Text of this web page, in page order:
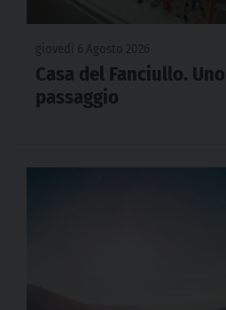
Casa del Fanciullo.
passaggio